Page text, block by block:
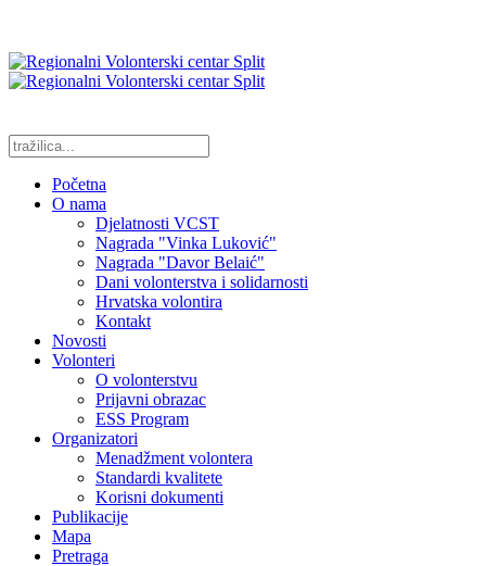
Početna
O nama
Djelatnosti VCST
Nagrada "Vinka Luković"
Nagrada "Davor Belaić"
Dani volonterstva i solidarnosti
Hrvatska volontira
Kontakt
Novosti
Volonteri
O volonterstvu
Prijavni obrazac
ESS Program
Organizatori
Menadžment volontera
Standardi kvalitete
Korisni dokumenti
Publikacije
Mapa
Pretraga